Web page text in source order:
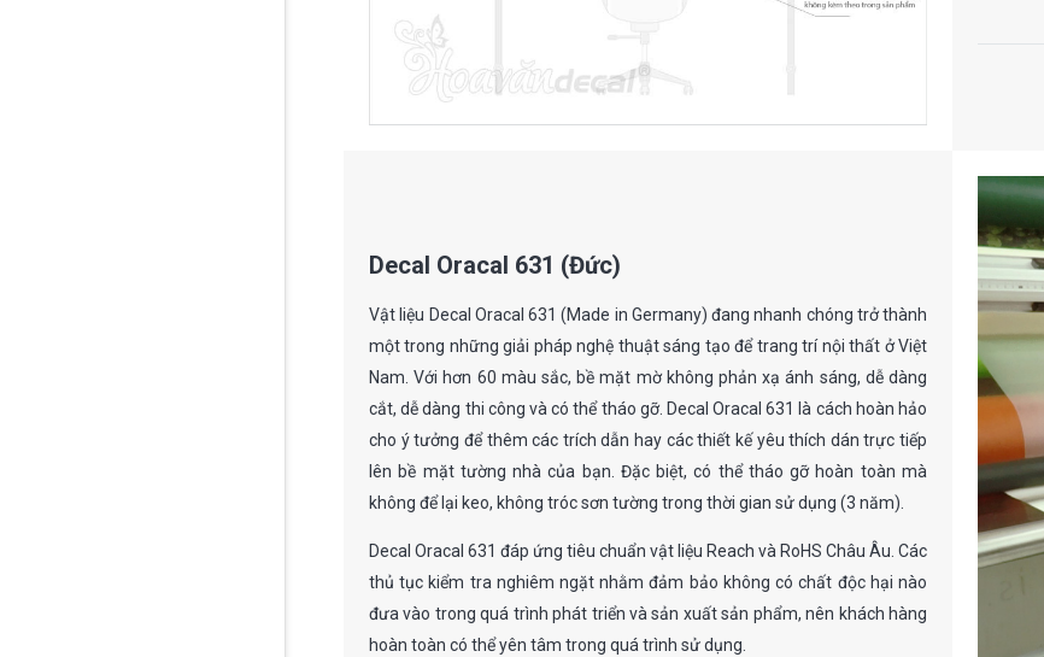
Decal Oracal 631 (Đức)
Vật liệu Decal Oracal 631 (Made in Germany) đang nhanh chóng trở thành
một trong những giải pháp nghệ thuật sáng tạo để trang trí nội thất ở Việt
Nam. Với hơn 60 màu sắc, bề mặt mờ không phản xạ ánh sáng, dễ dàng
cắt, dễ dàng thi công và có thể tháo gỡ. Decal Oracal 631 là cách hoàn hảo
cho ý tưởng để thêm các trích dẫn hay các thiết kế yêu thích dán trực tiếp
lên bề mặt tường nhà của bạn. Đặc biệt, có thể tháo gỡ hoàn toàn mà
không để lại keo, không tróc sơn tường trong thời gian sử dụng (3 năm).
Decal Oracal 631 đáp ứng tiêu chuẩn vật liệu Reach và RoHS Châu Âu. Các
thủ tục kiểm tra nghiêm ngặt nhằm đảm bảo không có chất độc hại nào
đưa vào trong quá trình phát triển và sản xuất sản phẩm, nên khách hàng
hoàn toàn có thể yên tâm trong quá trình sử dụng.